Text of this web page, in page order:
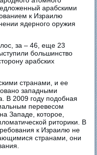
арабскими
к Израилю
ядерного оружия
за – 46, еще 23
большинство
арабских
странами, и ее
западными
В 2009 году подобная
перевесом
Западе, которое,
риторики. В
к Израилю не
странами, они